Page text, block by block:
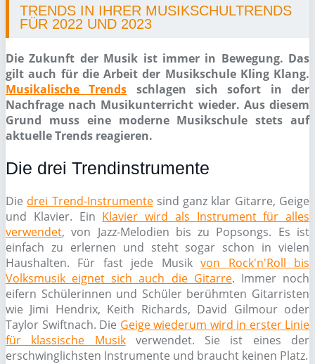
TRENDS IN IHRER MUSIKSCHULTRENDS
FÜR 2022 UND 2023
Die Zukunft der Musik ist immer in Bewegung. Das
gilt auch für die Arbeit der Musikschule Kling Klang.
Musikalische Trends schlagen sich sofort in der
Nachfrage nach Musikunterricht wieder. Aus diesem
Grund muss eine moderne Musikschule stets auf
aktuelle Trends reagieren.
Die drei Trendinstrumente
Die drei Trend-Instrumentesind ganz klar Gitarre, Geige
und Klavier. Ein Klavier wird als Instrument für alles
verwendet, von Jazz-Melodien bis zu Popsongs. Es ist
einfach zu erlernen und steht sogar schon in vielen
Haushalten. Für fast jede Musikvon Rock'n'Roll bis
Volksmusik eignet sich auch die Gitarre. Immer noch
eifern Schülerinnen und Schüler berühmten Gitarristen
wie Jimi Hendrix, Keith Richards, David Gilmour oder
Taylor Swiftnach. Die Geige wiederum wird in erster Linie
für klassische Musikverwendet. Sie ist eines der
erschwinglichsten Instrumente und braucht keinen Platz.